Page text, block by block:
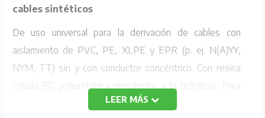
cables sintéticos
De uso universal para la derivación de cables con
aislamiento de PVC, PE, XLPE y EPR (p. ej. N(A)YY,
NYM, TT) sin y con conductor concéntrico. Con resina
colada EG poliuretánica resistente a la hidrólisis. Para
bornes de derivación individual en conductores de cobre
LEER MÁS